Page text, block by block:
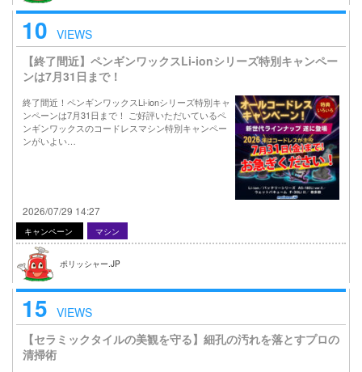
10 VIEWS
【終了間近】ペンギンワックスLi-ionシリーズ特別キャンペー
ンは7月31日まで！
終了間近！ペンギンワックスLi-ionシリーズ特別キャ
ンペーンは7月31日まで！ ご好評いただいているペ
ンギンワックスのコードレスマシン特別キャンペー
ンがいよい…
2026/07/29 14:27
キャンペーン マシン
ポリッシャー.JP
15 VIEWS
【セラミックタイルの美観を守る】細孔の汚れを落とすプロの
清掃術